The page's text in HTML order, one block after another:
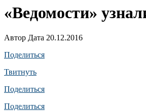
«Ведомости»
Автор Дата 20.12.2016
Поделиться
Твитнуть
Поделиться
Поделиться